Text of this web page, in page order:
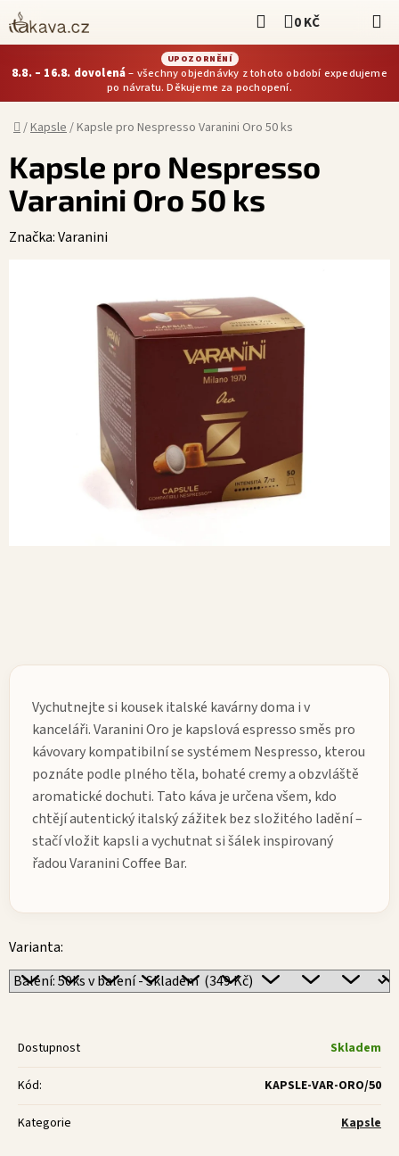
Přejít
na
obsah
UPOZORNĚNÍ
8.8. – 16.8. dovolená– všechny objednávky z tohoto období expedujeme
po návratu. Děkujeme za pochopení.
Hledat
NÁKUPNÍ
0 KČ
Domů
/Kapsle/Kapsle pro Nespresso Varanini Oro 50 ks
Vychutnejte si kousek italské kavárny doma i v
kanceláři. Varanini Oro je kapslová espresso směs pro
kávovary kompatibilní se systémem Nespresso, kterou
poznáte podle plného těla, bohaté cremy a obzvláště
aromatické dochuti. Tato káva je určena všem, kdo
chtějí autentický italský zážitek bez složitého ladění –
stačí vložit kapsli a vychutnat si šálek inspirovaný
řadou Varanini Coffee Bar.
Varianta:
Dostupnost Skladem
Kód: KAPSLE-VAR-ORO/50
Kategorie Kapsle
Kapsle pro Nespresso
Varanini Oro 50 ks
Značka:Varanini